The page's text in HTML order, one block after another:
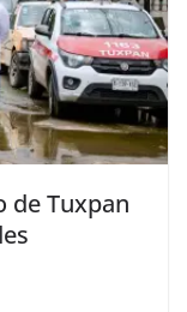
de Tuxpan